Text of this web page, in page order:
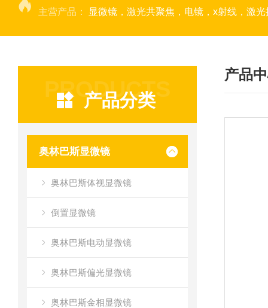
主营产品： 显微镜，激光共聚焦，电镜，x射线，激光捕获显微切割，荧光成像系统，
PRODUCTS
产品分类
奥林巴斯显微镜
奥林巴斯体视显微镜
倒置显微镜
奥林巴斯电动显微镜
奥林巴斯偏光显微镜
奥林巴斯金相显微镜
产品